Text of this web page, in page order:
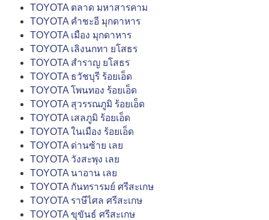
TOYOTA ตลาด มหาสารคาม
TOYOTA คำชะอี มุกดาหาร
TOYOTA เมือง มุกดาหาร
TOYOTA เลิงนกทา ยโสธร
TOYOTA สำราญ ยโสธร
TOYOTA ธวัชบุรี ร้อยเอ็ด
TOYOTA โพนทอง ร้อยเอ็ด
TOYOTA สุวรรณภูมิ ร้อยเอ็ด
TOYOTA เสลภูมิ ร้อยเอ็ด
TOYOTA ในเมือง ร้อยเอ็ด
TOYOTA ด่านซ้าย เลย
TOYOTA วังสะพุง เลย
TOYOTA นาอาน เลย
TOYOTA กันทรารมย์ ศรีสะเกษ
TOYOTA ราษีไศล ศรีสะเกษ
TOYOTA ขุขันธ์ ศรีสะเกษ